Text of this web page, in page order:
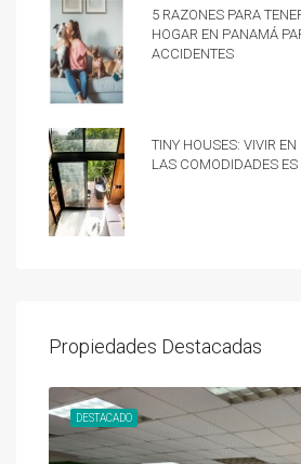
5 razones para
hogar en Panamá
accidentes
Tiny Houses: vivir
las comodidades
Propiedades Destacadas
DESTACADO